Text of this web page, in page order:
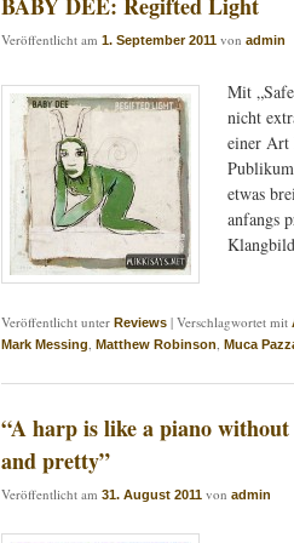
Veröffentlicht am 1. September 2011 von admin
Mit
nicht
einer Art
etwas
anfangs
Veröffentlicht unter Reviews | Verschlagwortet mit
Mark Messing, Matthew Robinson, Muca
“A harp is like a piano
and pretty”
Veröffentlicht am 31. August 2011 von admin